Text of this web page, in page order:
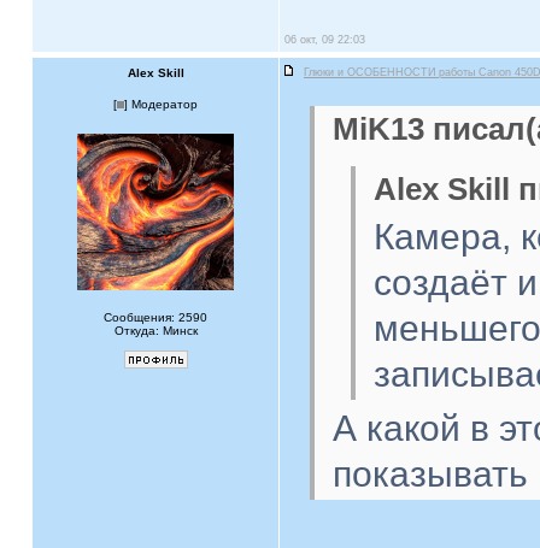
06 окт, 09 22:03
Alex Skill Глюки и ОСОБЕННОСТИ работы Canon 450D
[ ] Модератор
Сообщения: 2590
Откуда: Минск
MiK13
Alex Skill
Камера,
создаёт
А какой в